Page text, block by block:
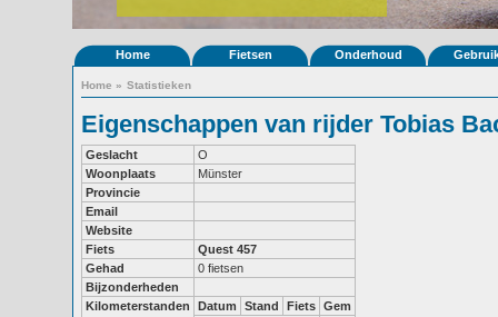
Home Fietsen Onderhoud
Home » Statistieken
Eigenschappen van rijder Tobias
Geslacht
O
Woonplaats
Münster
Provincie
Email
Website
Fiets
Quest 457
Gehad
0 fietsen
Bijzonderheden
Kilometerstanden
Datum Stand Fiets Gem